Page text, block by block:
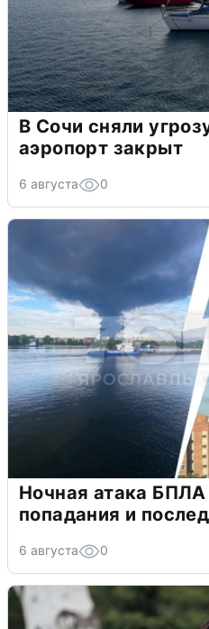
В Сочи сняли
аэропорт закрыт
6 августа 0
Ночная атака
попадания и
6 августа 0